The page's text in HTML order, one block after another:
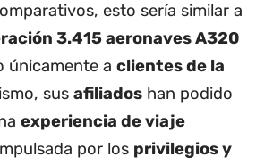
esto sería similar a
3.415 aeronaves A320
únicamente a clientes de la
sus afiliados han podido
experiencia de viaje
por los privilegios y